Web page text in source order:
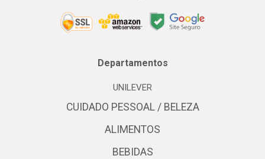
Departamentos
UNILEVER
CUIDADO PESSOAL / BELEZA
ALIMENTOS
BEBIDAS